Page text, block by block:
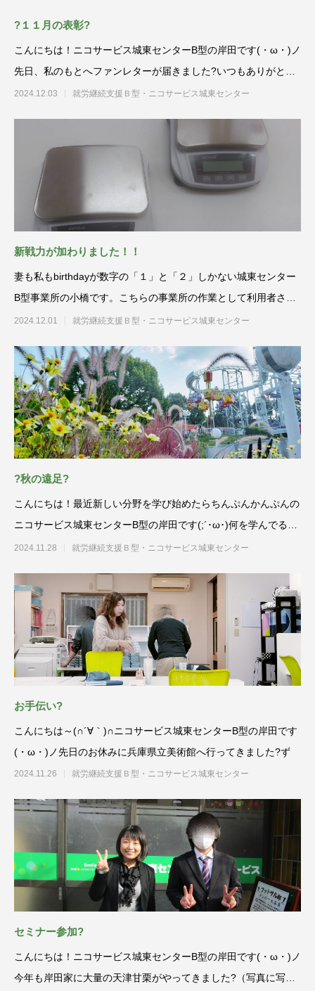
?１１月の表彰?
こんにちは！ニコサービス城東センターB型の岸田です(・ω・)ノ
先日、私のもとへファンレターが届きました?いつもありがとう
(⋈◍＞
2024.12.03 就労継続支援Ｂ型・ニコサービス城東センター
新戦力が加わりました！！
妻も私もbirthdayが数字の「１」と「２」しかない城東センター
B型事業所の小橋です。こちらの事業所の作業として利用者さん
にお取組みい
2024.12.01 就労継続支援Ｂ型・ニコサービス城東センター
?秋の遠足?
こんにちは！最近新しい分野を学び始めたらちんぷんかんぷんの
ニコサービス城東センターB型の岸田です(;´･ω･)何を学んでるか
知り
2024.11.28 就労継続支援Ｂ型・ニコサービス城東センター
お手伝い?
こんにちは～(∩´∀｀)∩ニコサービス城東センターB型の岸田です
(・ω・)ノ先日のお休みに兵庫県立美術館へ行ってきました?ず
2024.11.26 就労継続支援Ｂ型・ニコサービス城東センター
セミナー参加?
こんにちは！ニコサービス城東センターB型の岸田です(・ω・)ノ
今年も岸田家に大量の天津甘栗がやってきました?（写真に写っ